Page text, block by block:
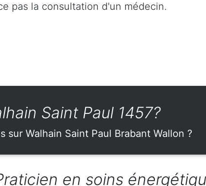
pas la consultation d'un médecin.
Saint Paul 1457?
Walhain Saint Paul Brabant Wallon ?
en soins